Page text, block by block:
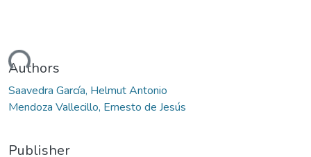
Authors
Saavedra García, Helmut Antonio
Mendoza Vallecillo, Ernesto de Jesús
Publisher